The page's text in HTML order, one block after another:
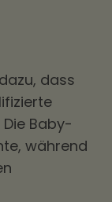
dass
Baby-
während